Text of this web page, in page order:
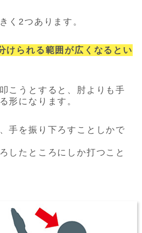
く2つあります。
けられる範囲が広くなるとい
こうとすると、肘よりも手
形になります。
手を振り下ろすことしかで
したところにしか打つこと